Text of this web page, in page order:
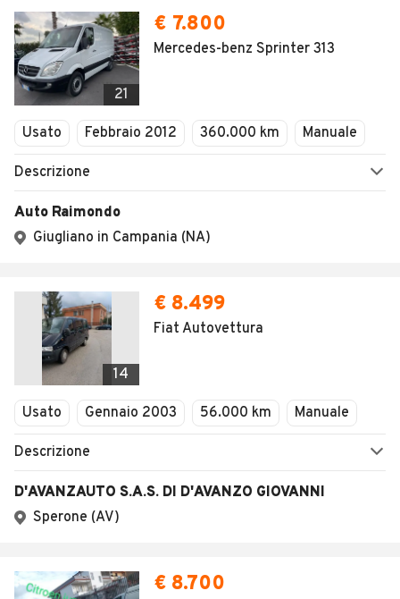
21
€ 7.800
Mercedes-benz Sprinter 313
Usato Febbraio 2012 360.000 km Manuale
Descrizione
Auto Raimondo
Giugliano in Campania (NA)
14
€ 8.499
Fiat Autovettura
Usato Gennaio 2003 56.000 km Manuale
Descrizione
D'AVANZAUTO S.A.S. DI D'AVANZO GIOVANNI
Sperone (AV)
€ 8.700